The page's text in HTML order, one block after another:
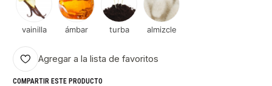
vainilla ámbar turba almizcle
Agregar a la lista de favoritos
COMPARTIR ESTE PRODUCTO